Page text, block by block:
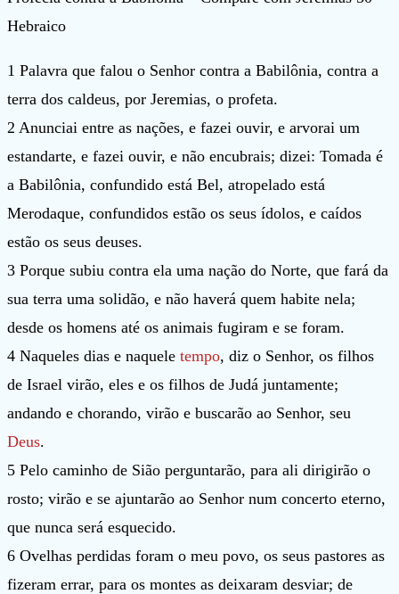
Hebraico
1 Palavra que falou o Senhor contra a Babilônia, contra a
terra dos caldeus, por Jeremias, o profeta.
2 Anunciai entre as nações, e fazei ouvir, e arvorai um
estandarte, e fazei ouvir, e não encubrais; dizei: Tomada é
a Babilônia, confundido está Bel, atropelado está
Merodaque, confundidos estão os seus ídolos, e caídos
estão os seus deuses.
3 Porque subiu contra ela uma nação do Norte, que fará da
sua terra uma solidão, e não haverá quem habite nela;
desde os homens até os animais fugiram e se foram.
4 Naqueles dias e naquele tempo, diz o Senhor, os filhos
de Israel virão, eles e os filhos de Judá juntamente;
andando e chorando, virão e buscarão ao Senhor, seu
Deus.
5 Pelo caminho de Sião perguntarão, para ali dirigirão o
rosto; virão e se ajuntarão ao Senhor num concerto eterno,
que nunca será esquecido.
6 Ovelhas perdidas foram o meu povo, os seus pastores as
fizeram errar, para os montes as deixaram desviar; de